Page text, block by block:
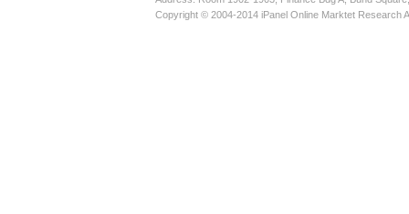
Copyright © 2004-2014 iPanel Online Marktet Research